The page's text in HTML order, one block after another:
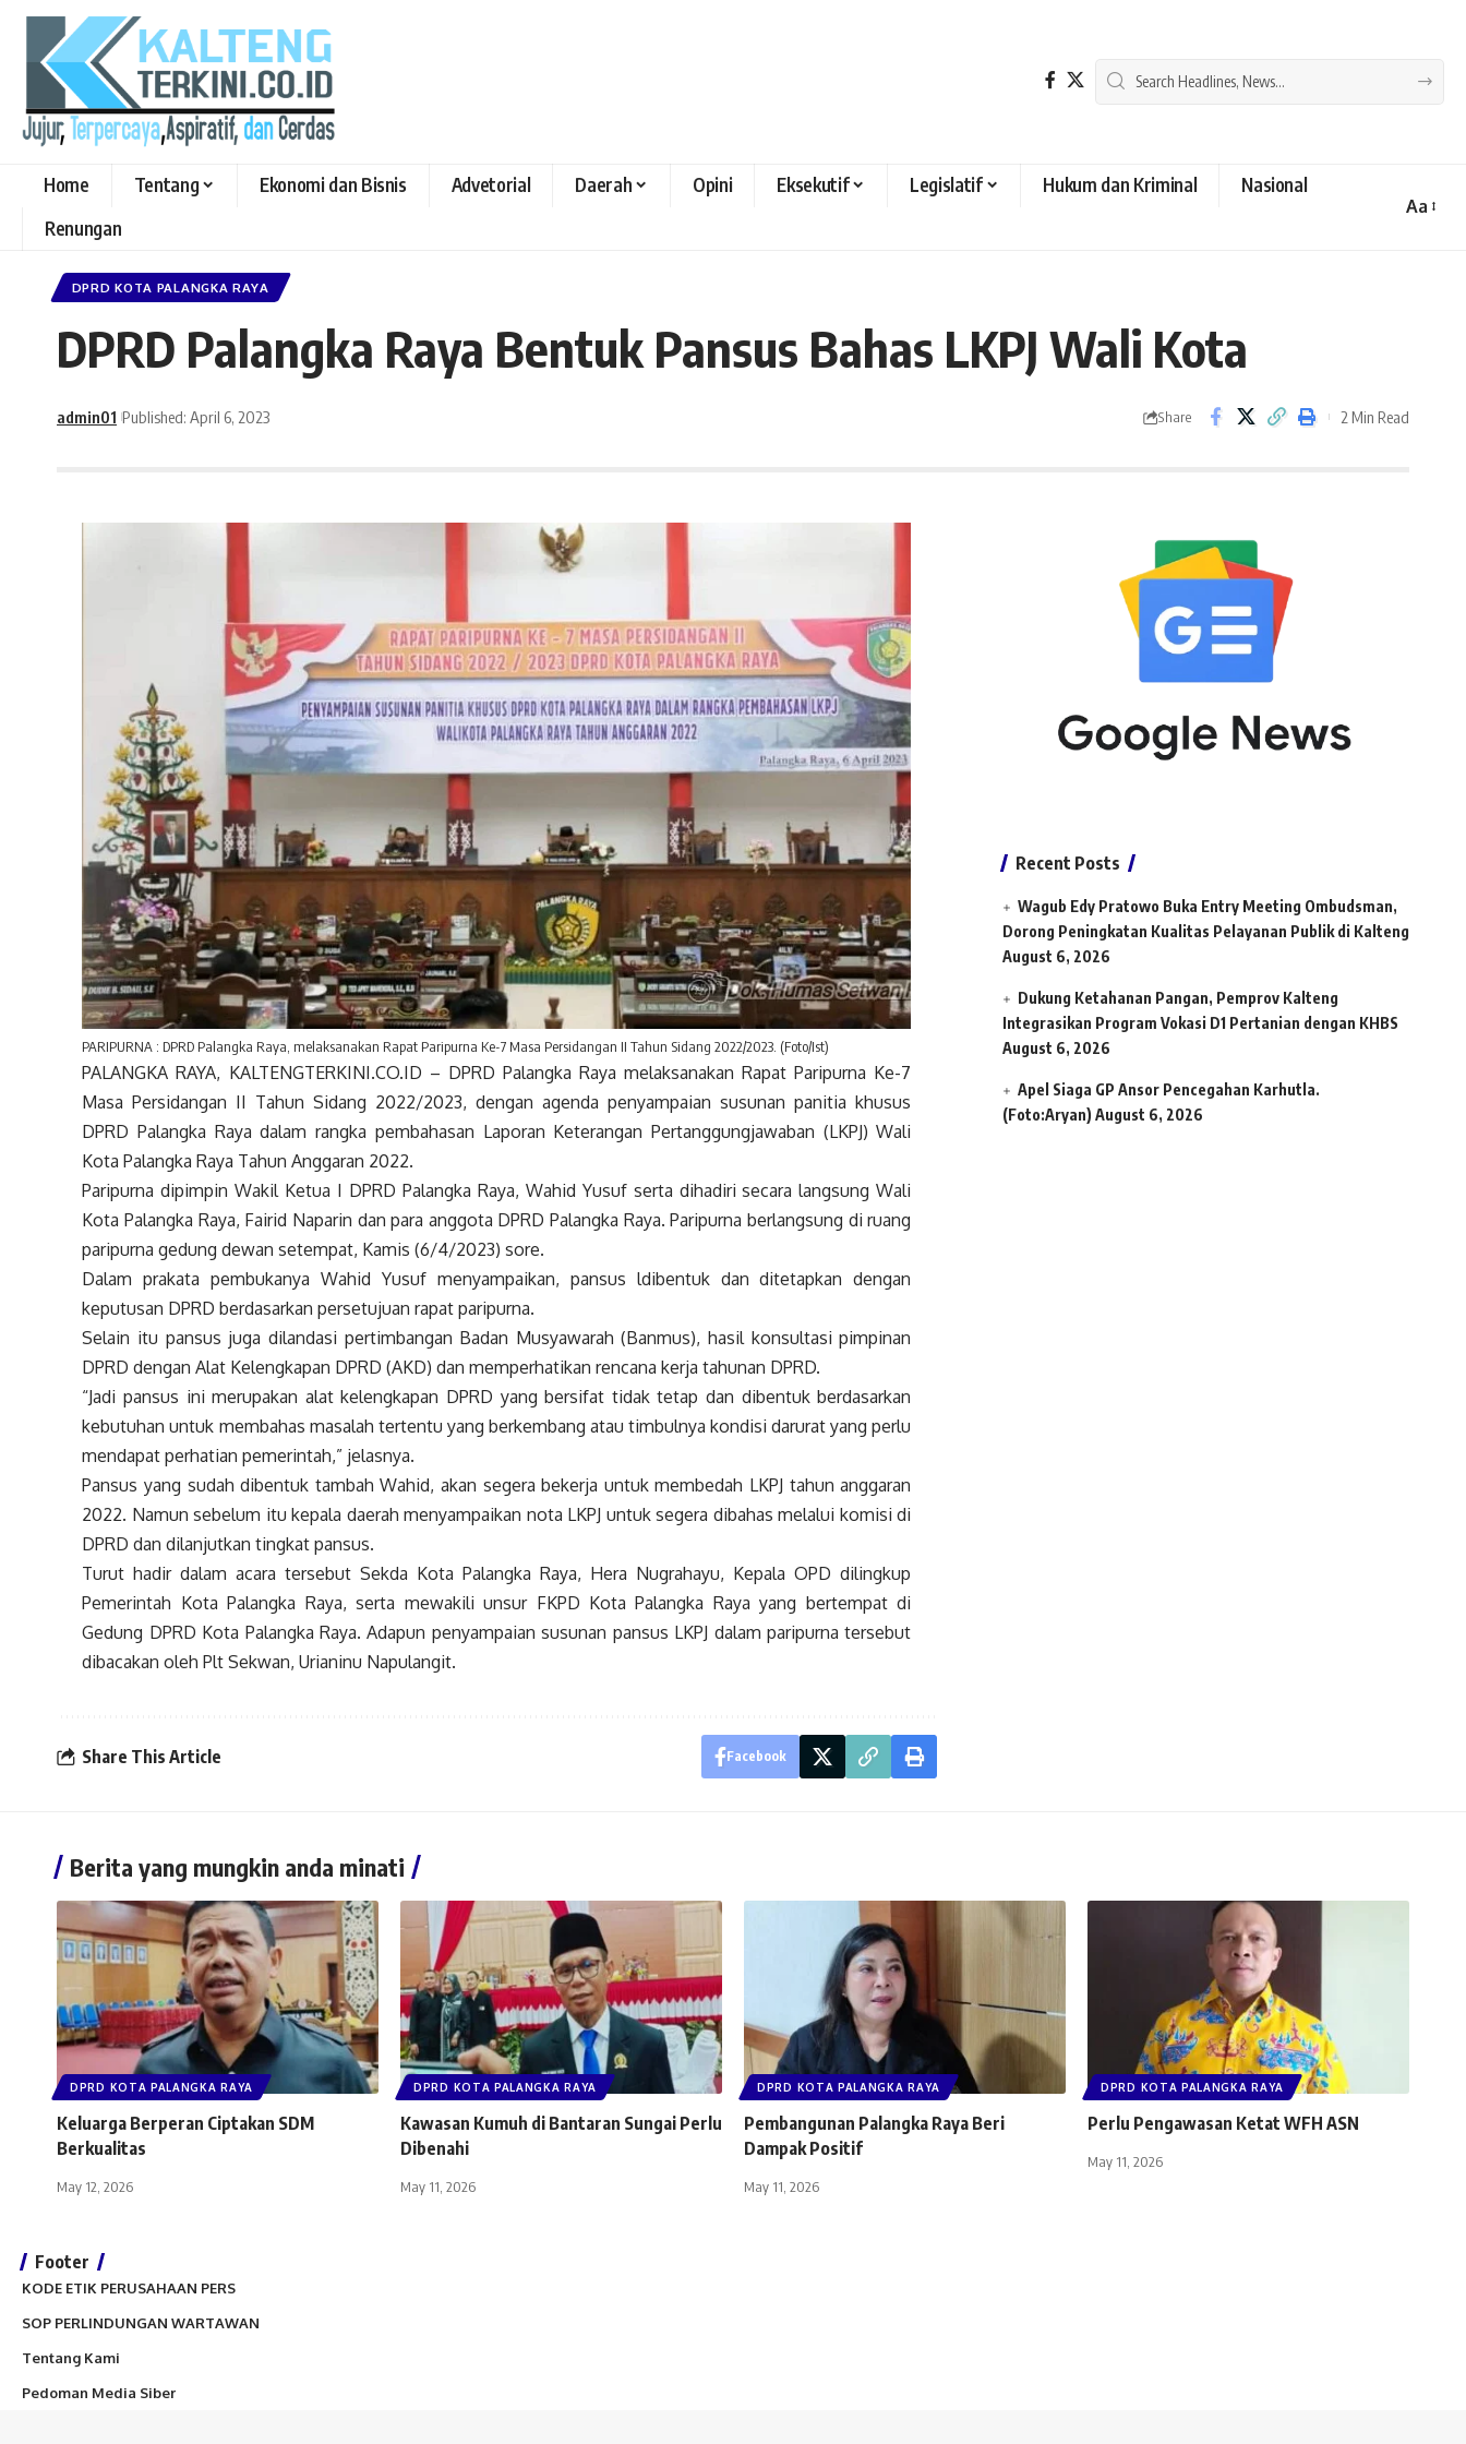
Home Tentang Ekonomi dan Bisnis Advetorial Daerah Opini Eksekutif Legislatif Hukum dan Kriminal
Nasional
Renungan
Font
Aa
DPRD KOTA PALANGKA RAYA
DPRD Palangka Raya Bentuk Pansus Bahas LKPJ Wali Kota
admin01 Published: April 6, 2023 Share 2 Min Read
PARIPURNA : DPRD Palangka Raya, melaksanakan Rapat Paripurna Ke-7 Masa Persidangan II Tahun Sidang 2022/2023. (Foto/Ist)
PALANGKA RAYA, KALTENGTERKINI.CO.ID – DPRD Palangka Raya melaksanakan Rapat Paripurna Ke-7
Masa Persidangan II Tahun Sidang 2022/2023, dengan agenda penyampaian susunan panitia khusus
DPRD Palangka Raya dalam rangka pembahasan Laporan Keterangan Pertanggungjawaban (LKPJ) Wali
Kota Palangka Raya Tahun Anggaran 2022.
Paripurna dipimpin Wakil Ketua I DPRD Palangka Raya, Wahid Yusuf serta dihadiri secara langsung Wali
Kota Palangka Raya, Fairid Naparin dan para anggota DPRD Palangka Raya. Paripurna berlangsung di ruang
paripurna gedung dewan setempat, Kamis (6/4/2023) sore.
Dalam prakata pembukanya Wahid Yusuf menyampaikan, pansus ldibentuk dan ditetapkan dengan
keputusan DPRD berdasarkan persetujuan rapat paripurna.
Selain itu pansus juga dilandasi pertimbangan Badan Musyawarah (Banmus), hasil konsultasi pimpinan
DPRD dengan Alat Kelengkapan DPRD (AKD) dan memperhatikan rencana kerja tahunan DPRD.
“Jadi pansus ini merupakan alat kelengkapan DPRD yang bersifat tidak tetap dan dibentuk berdasarkan
kebutuhan untuk membahas masalah tertentu yang berkembang atau timbulnya kondisi darurat yang perlu
mendapat perhatian pemerintah,” jelasnya.
Pansus yang sudah dibentuk tambah Wahid, akan segera bekerja untuk membedah LKPJ tahun anggaran
2022. Namun sebelum itu kepala daerah menyampaikan nota LKPJ untuk segera dibahas melalui komisi di
DPRD dan dilanjutkan tingkat pansus.
Turut hadir dalam acara tersebut Sekda Kota Palangka Raya, Hera Nugrahayu, Kepala OPD dilingkup
Pemerintah Kota Palangka Raya, serta mewakili unsur FKPD Kota Palangka Raya yang bertempat di
Gedung DPRD Kota Palangka Raya. Adapun penyampaian susunan pansus LKPJ dalam paripurna tersebut
dibacakan oleh Plt Sekwan, Urianinu Napulangit.
Share This Article Facebook
Recent Posts
Wagub Edy Pratowo Buka Entry Meeting Ombudsman,
Dorong Peningkatan Kualitas Pelayanan Publik di Kalteng
August 6, 2026
Dukung Ketahanan Pangan, Pemprov Kalteng
Integrasikan Program Vokasi D1 Pertanian dengan KHBS
August 6, 2026
Apel Siaga GP Ansor Pencegahan Karhutla.
(Foto:Aryan) August 6, 2026
Berita yang mungkin anda minati
DPRD KOTA PALANGKA RAYA
Keluarga Berperan Ciptakan SDM
Berkualitas
May 12, 2026
DPRD KOTA PALANGKA RAYA
Kawasan Kumuh di Bantaran Sungai Perlu
Dibenahi
May 11, 2026
DPRD KOTA PALANGKA RAYA
Pembangunan Palangka Raya Beri
Dampak Positif
May 11, 2026
DPRD KOTA PALANGKA RAYA
Perlu Pengawasan Ketat WFH ASN
May 11, 2026
Footer
KODE ETIK PERUSAHAAN PERS
SOP PERLINDUNGAN WARTAWAN
Tentang Kami
Pedoman Media Siber